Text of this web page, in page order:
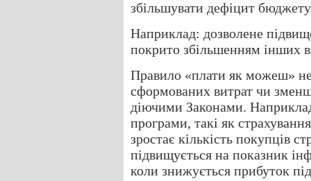
збільшувати дефіцит
Наприклад: дозволене
покрито збільшенням інших
Правило «плати як можеш» не
сформованих витрат чи
діючими Законами.
програми, такі як
зростає кількість покупців
підвищується на показник
коли знижується прибуток